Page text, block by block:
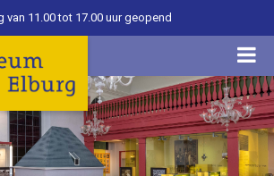
11.00 tot 17.00 uur geopend